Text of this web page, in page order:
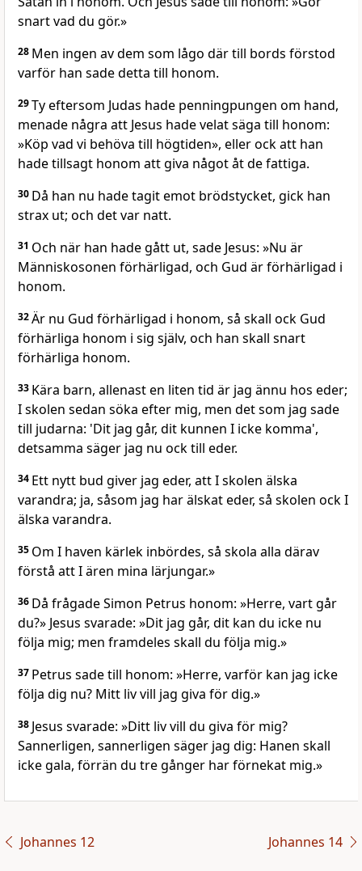
snart vad du gör.»
28 Men ingen av dem som lågo där till bords förstod
varför han sade detta till honom.
29Ty eftersom Judas hade penningpungen om hand,
menade några att Jesus hade velat säga till honom:
»Köp vad vi behöva till högtiden», eller ock att han
hade tillsagt honom att giva något åt de fattiga.
30 Då han nu hade tagit emot brödstycket, gick han
strax ut; och det var natt.
31 Och när han hade gått ut, sade Jesus: »Nu är
Människosonen förhärligad, och Gud är förhärligad i
honom.
32Är nu Gud förhärligad i honom, så skall ock Gud
förhärliga honom i sig själv, och han skall snart
förhärliga honom.
33 Kära barn, allenast en liten tid är jag ännu hos eder;
I skolen sedan söka efter mig, men det som jag sade
till judarna: 'Dit jag går, dit kunnen I icke komma',
detsamma säger jag nu ock till eder.
34 Ett nytt bud giver jag eder, att I skolen älska
varandra; ja, såsom jag har älskat eder, så skolen ock I
älska varandra.
35 Om I haven kärlek inbördes, så skola alla därav
förstå att I ären mina lärjungar.»
36 Då frågade Simon Petrus honom: »Herre, vart går
du?» Jesus svarade: »Dit jag går, dit kan du icke nu
följa mig; men framdeles skall du följa mig.»
37 Petrus sade till honom: »Herre, varför kan jag icke
följa dig nu? Mitt liv vill jag giva för dig.»
38 Jesus svarade: »Ditt liv vill du giva för mig?
Sannerligen, sannerligen säger jag dig: Hanen skall
icke gala, förrän du tre gånger har förnekat mig.»
Johannes 12 Johannes 14